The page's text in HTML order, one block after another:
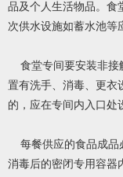
品及个人生活物品。食
次供水设施如蓄水池等
食堂专间要安装非接
置有洗手、消毒、更衣
的，应在专间内入口处
每餐供应的食品成品
消毒后的密闭专用容器